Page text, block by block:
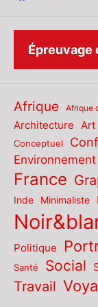
Afrique Afrique
Architecture
Art
Conceptuel
Environnement
France
Inde Minimaliste
Politique
Santé Social
Travail